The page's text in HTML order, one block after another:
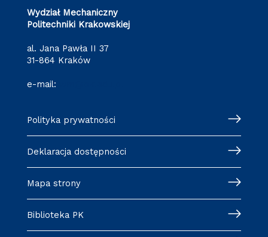
Wydział Mechaniczny
Politechniki Krakowskiej
al. Jana Pawła II 37
31-864 Kraków
e-mail:
Polityka prywatności
Deklaracja dostępności
Mapa strony
Biblioteka PK